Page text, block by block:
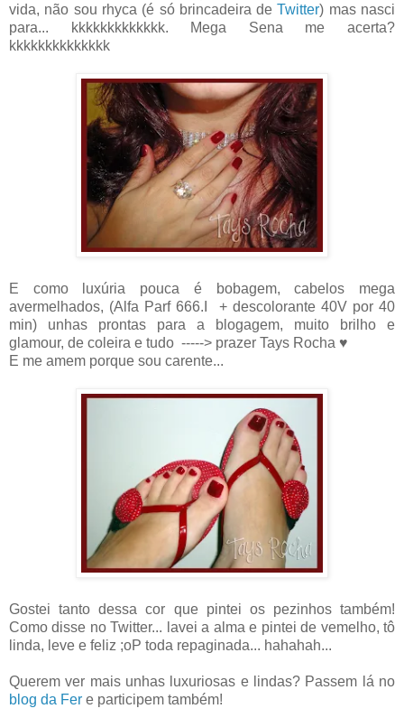
vida, não sou rhyca (é só brincadeira deTwitter) mas nasci
para... kkkkkkkkkkkkk. Mega Sena me acerta?
kkkkkkkkkkkkkk
E como luxúria pouca é bobagem, cabelos mega
avermelhados, (Alfa Parf 666.I + descolorante 40V por 40
min) unhas prontas para a blogagem, muito brilho e
glamour, de coleira e tudo -----> prazer Tays Rocha ♥
E me amem porque sou carente...
Gostei tanto dessa cor que pintei os pezinhos também!
Como disse no Twitter... lavei a alma e pintei de vemelho, tô
linda, leve e feliz ;oP toda repaginada... hahahah...
Querem ver mais unhas luxuriosas e lindas? Passem lá no
blog da Fer e participem também!